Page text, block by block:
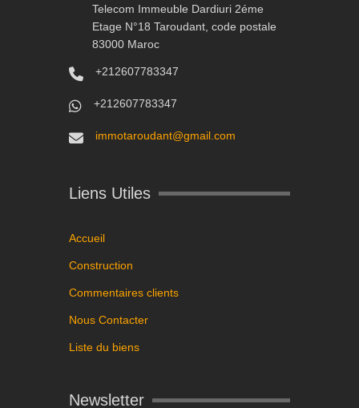
Telecom Immeuble Dardiuri 2éme
Etage N°18 Taroudant, code postale
83000 Maroc
+212607783347
+212607783347
immotaroudant@gmail.com
Liens Utiles
Accueil
Construction
Commentaires clients
Nous Contacter
Liste du biens
Newsletter